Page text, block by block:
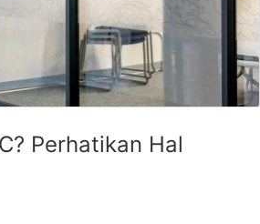
Perhatikan Hal